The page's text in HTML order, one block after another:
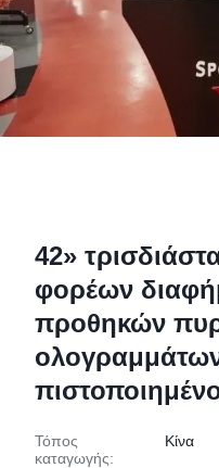
42»
φορέων
προθηκών
Τόπος
καταγωγής:
Κίνα